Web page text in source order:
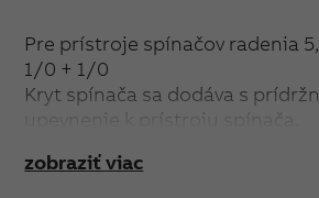
Pre prístroje spínačov radenia 5,
1/0 + 1/0
Kryt spínača sa dodáva s
upevnenie k prístroju spínača.
zobraziť viac